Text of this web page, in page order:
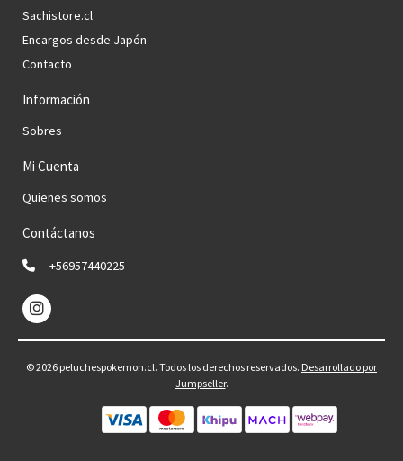
Sachistore.cl
Encargos desde Japón
Contacto
Información
Sobres
Mi Cuenta
Quienes somos
Contáctanos
+56957440225
© 2026 peluchespokemon.cl. Todos los derechos reservados. Desarrollado por
Jumpseller.